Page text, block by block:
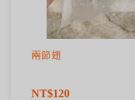
兩節翅
NT$120